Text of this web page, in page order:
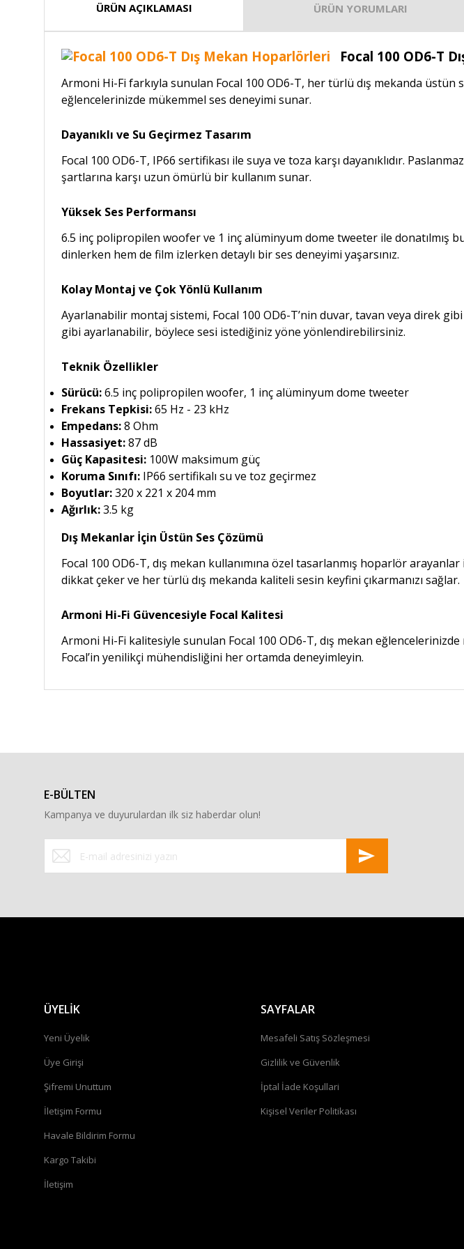
ÜRÜN AÇIKLAMASI ÜRÜN YORUMLARI
Focal 100 OD6-T
Armoni Hi-Fi farkıyla sunulan Focal 100 OD6-T, her türlü dış mekanda üstün
eğlencelerinizde mükemmel ses deneyimi sunar.
Dayanıklı ve Su Geçirmez Tasarım
Focal 100 OD6-T, IP66 sertifikası ile suya ve toza karşı dayanıklıdır.
şartlarına karşı uzun ömürlü bir kullanım sunar.
Yüksek Ses Performansı
6.5 inç polipropilen woofer ve 1 inç alüminyum dome tweeter ile donatılmış
dinlerken hem de film izlerken detaylı bir ses deneyimi yaşarsınız.
Kolay Montaj ve Çok Yönlü Kullanım
Ayarlanabilir montaj sistemi, Focal 100 OD6-T’nin duvar, tavan veya direk
gibi ayarlanabilir, böylece sesi istediğiniz yöne yönlendirebilirsiniz.
Teknik Özellikler
Sürücü:6.5 inç polipropilen woofer, 1 inç alüminyum dome tweeter
Frekans Tepkisi:65 Hz - 23 kHz
Empedans:8 Ohm
Hassasiyet:87 dB
Güç Kapasitesi: 100W maksimum güç
Koruma Sınıfı: IP66 sertifikalı su ve toz geçirmez
Boyutlar:320 x 221 x 204 mm
Ağırlık:3.5 kg
Dış Mekanlar İçin Üstün Ses Çözümü
Focal 100 OD6-T, dış mekan kullanımına özel tasarlanmış hoparlör
dikkat çeker ve her türlü dış mekanda kaliteli sesin keyfini çıkarmanızı sağlar.
Armoni Hi-Fi Güvencesiyle Focal Kalitesi
Armoni Hi-Fi kalitesiyle sunulan Focal 100 OD6-T, dış mekan
Focal’in yenilikçi mühendisliğini her ortamda deneyimleyin.
Ürün bilgilerinde hatalar bulunuyor.
Ürün fiyatı diğer sitelerden daha pahalı.
Bu ürüne benzer farklı alternatifler olmalı.
E-BÜLTEN
Kampanya ve duyurulardan ilk siz haberdar olun!
ÜYELİK
Yeni Üyelik
Üye Girişi
Şifremi Unuttum
İletişim Formu
Havale Bildirim Formu
Kargo Takibi
İletişim
SAYFALAR
Mesafeli Satış Sözleşmesi
Gizlilik ve Güvenlik
İptal İade Koşullari
Kişisel Veriler Politikası